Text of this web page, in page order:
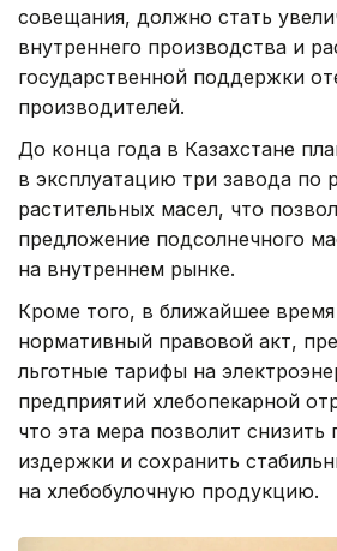
совещания, должно стать
внутреннего производства и
государственной поддержки
производителей.
До конца года в Казахстане
в эксплуатацию три завода по
растительных масел, что
предложение подсолнечного
на внутреннем рынке.
Кроме того, в ближайшее
нормативный правовой акт,
льготные тарифы на
предприятий хлебопекарной
что эта мера позволит
издержки и сохранить
на хлебобулочную продукцию.